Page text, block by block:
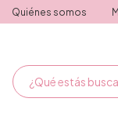
Quiénes somos